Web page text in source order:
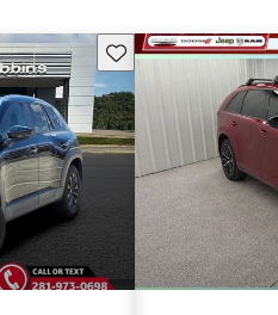
Guarda este Aviso